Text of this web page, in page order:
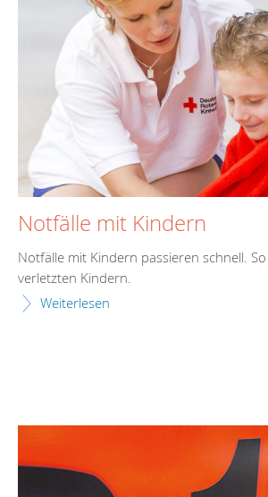
Notfälle mit Kindern
Notfälle mit Kindern passieren schnell.
verletzten Kindern.
Weiterlesen